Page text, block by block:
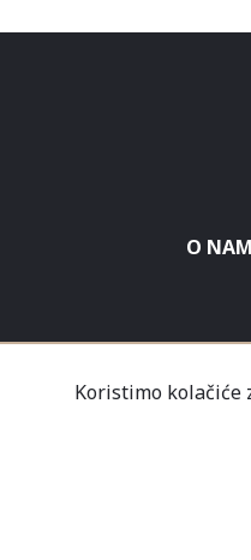
Koristimo kolačiće
O